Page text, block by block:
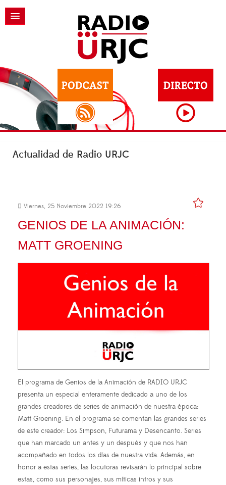
Actualidad de Radio URJC
Viernes, 25 Noviembre 2022 19:26
GENIOS DE LA ANIMACIÓN:
MATT GROENING
El programa de Genios de la Animación de RADIO URJC
presenta un especial enteramente dedicado a uno de los
grandes creadores de series de animación de nuestra época:
Matt Groening. En el programa se comentan las grandes series
de este creador: Los Simpson, Futurama y Desencanto. Series
que han marcado un antes y un después y que nos han
acompañado en todos los días de nuestra vida. Además, en
honor a estas series, las locutoras revisarán lo principal sobre
estas, como sus personajes, sus míticas intros y sus